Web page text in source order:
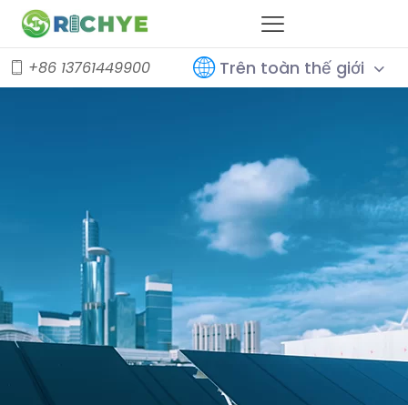
+86 13761449900 Trên toàn thế giới